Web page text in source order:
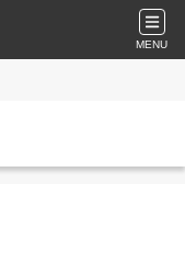
MENU